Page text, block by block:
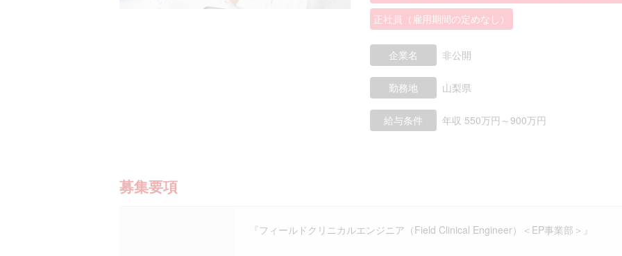
正社員（雇用期間の定めなし）
企業名 非公開
勤務地 山梨県
給与条件 年収 550万円～900万円
募集要項
『フィールドクリニカルエンジニア（Field Clinical Engineer）＜EP事業部＞』